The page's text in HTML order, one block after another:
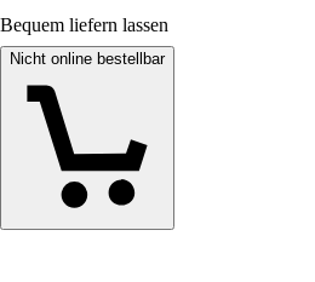
Bequem liefern lassen
Nicht online bestellbar